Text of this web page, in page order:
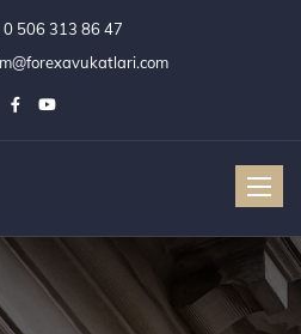
0 506 313 86 47